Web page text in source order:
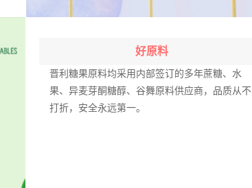
好原料
晋利糖果原料均采用内部签订的多年蔗糖、水
果、异麦芽酮糖醇、谷舞原料供应商，品质从不
打折，安全永远第一。